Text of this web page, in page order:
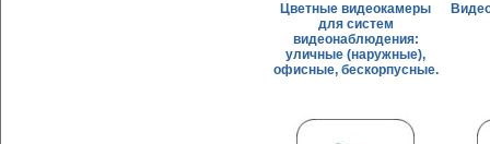
Цветные видеокамеры
для систем
видеонаблюдения:
уличные (наружные),
офисные, бескорпусные.